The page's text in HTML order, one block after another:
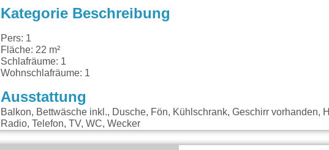
Kategorie Beschreibung
Pers: 1
Fläche: 22 m²
Schlafräume: 1
Wohnschlafräume: 1
Ausstattung
Balkon, Bettwäsche inkl., Dusche, Fön, Kühlschrank, Geschirr vorhanden,
Radio, Telefon, TV, WC, Wecker